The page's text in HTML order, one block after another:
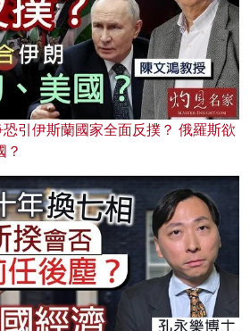
引伊斯蘭國家全面反撲？ 俄羅斯欲
？